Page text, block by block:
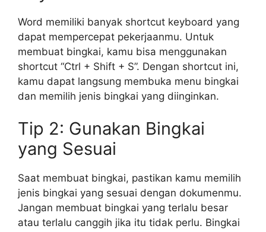
Word memiliki banyak shortcut keyboard yang
dapat mempercepat pekerjaanmu. Untuk
membuat bingkai, kamu bisa menggunakan
shortcut “Ctrl + Shift + S”. Dengan shortcut ini,
kamu dapat langsung membuka menu bingkai
dan memilih jenis bingkai yang diinginkan.
Tip 2: Gunakan Bingkai
yang Sesuai
Saat membuat bingkai, pastikan kamu memilih
jenis bingkai yang sesuai dengan dokumenmu.
Jangan membuat bingkai yang terlalu besar
atau terlalu canggih jika itu tidak perlu. Bingkai